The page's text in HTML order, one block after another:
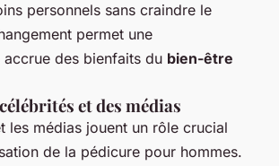
personnels sans craindre le
permet une
accrue des bienfaits du bien-être
et des médias
les médias jouent un rôle crucial
de la pédicure pour hommes.